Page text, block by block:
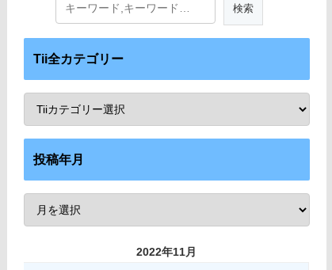
Tii全カテゴリー
投稿年月
2022年11月